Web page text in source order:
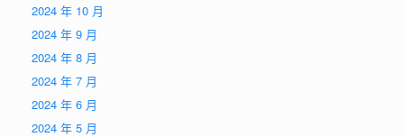
2024 年 10 月
2024 年 9 月
2024 年 8 月
2024 年 7 月
2024 年 6 月
2024 年 5 月